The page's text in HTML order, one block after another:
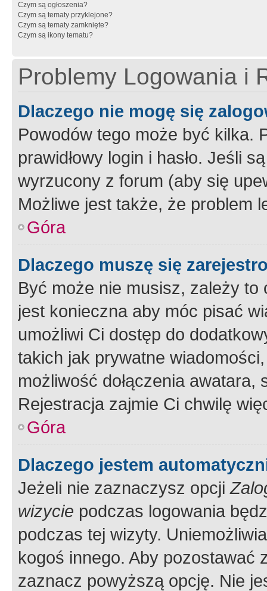
Czym są ogłoszenia?
Czym są tematy przyklejone?
Czym są tematy zamknięte?
Czym są ikony tematu?
Problemy Logowania i
Dlaczego nie mogę się
Powodów tego może być kilka.
prawidłowy login i hasło. Jeśli
wyrzucony z forum (aby się
Możliwe jest także, że problem
Góra
Dlaczego muszę się
Być może nie musisz, zależy
jest konieczna aby móc pisać
umożliwi Ci dostęp do
takich jak prywatne
możliwość dołączenia
Rejestracja zajmie Ci chwilę
Góra
Dlaczego jestem
Jeżeli nie zaznaczysz opcji
wizycie podczas logowania
podczas tej wizyty.
kogoś innego. Aby pozostawać
zaznacz powyższą opcję. Nie